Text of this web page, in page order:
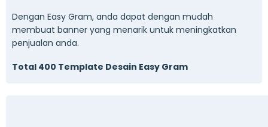
Dengan Easy Gram, anda dapat dengan mudah
membuat banner yang menarik untuk meningkatkan
penjualan anda.
Total 400 Template Desain Easy Gram